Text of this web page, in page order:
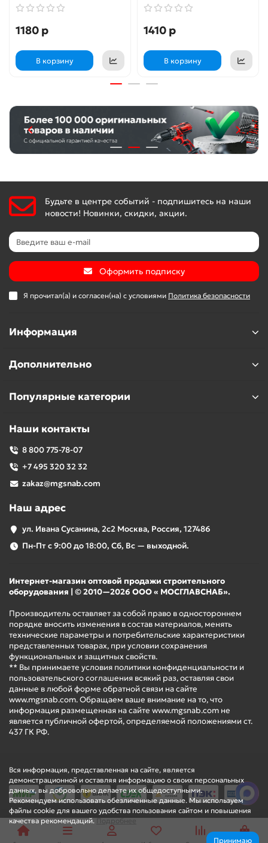
1180 р
В корзину
1410 р
В корзину
Вся информация, представленная на сайте, является
демонстрационной и оставляя информацию о своих персональных
данных, вы добровольно делаете их общедоступными.
Рекомендуем использовать обезличенные данные. Мы используем
файлы cookie для вашего удобства пользования сайтом и повышения
качества рекомендаций.Подробнее
Принимаю
Будьте в центре событий - подпишитесь на наши
новости! Новинки, скидки, акции.
Оформить подписку
Я прочитал(а) и согласен(на) с условиями Политика безопасности
Информация
Дополнительно
Популярные категории
Наши контакты
8 800 775-78-07
+7 495 320 32 32
zakaz@mgsnab.com
Наш адрес
ул. Ивана Сусанина, 2с2 Москва, Россия, 127486
Пн-Пт с 9:00 до 18:00, Сб, Вс — выходной.
Интернет-магазин оптовой продажи строительного
оборудования | © 2010—2026 ООО « МОСГЛАВСНАБ».
Производитель оставляет за собой право в одностороннем
порядке вносить изменения в состав материалов, менять
технические параметры и потребительские характеристики
представленных товарах, при условии сохранения
функциональных и защитных свойств.
** Вы принимаете условия политики конфиденциальности и
пользовательского соглашения всякий раз, оставляя свои
данные в любой форме обратной связи на сайте
www.mgsnab.com. Обращаем ваше внимание на то, что
информация размещенная на сайте www.mgsnab.com не
является публичной офертой, определяемой положениями ст.
437 ГК РФ.